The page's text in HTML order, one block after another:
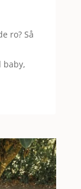
ro? Så
baby,